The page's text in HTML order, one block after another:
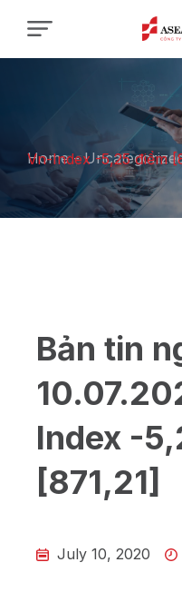
Home-
Bản tin ngày 10.07.2020 – Vn-Index -5,25
Bản tin
Index -
[871,21]
July 10, 2020